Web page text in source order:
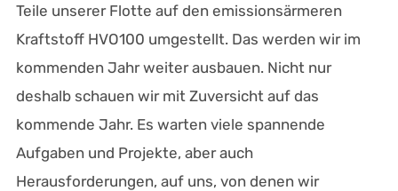
Teile unserer Flotte auf den emissionsärmeren
Kraftstoff HVO100 umgestellt. Das werden wir im
kommenden Jahr weiter ausbauen. Nicht nur
deshalb schauen wir mit Zuversicht auf das
kommende Jahr. Es warten viele spannende
Aufgaben und Projekte, aber auch
Herausforderungen, auf uns, von denen wir